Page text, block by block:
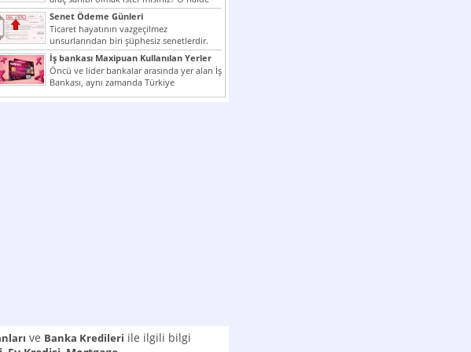
yazımız ilginizi...
Senet Ödeme Günleri
Ticaret hayatının vazgeçilmez
unsurlarından biri şüphesiz senetlerdir.
Çünkü senetler en çok kullanılan ödeme
araçlarıdır. Taksitler...
İş bankası Maxipuan Kullanılan Yerler
Öncü ve lider bankalar arasında yer alan İş
Bankası, aynı zamanda Türkiye
Cumhuriyeti’nin ilk milli...
ve Banka Kredileri ile ilgili bilgi